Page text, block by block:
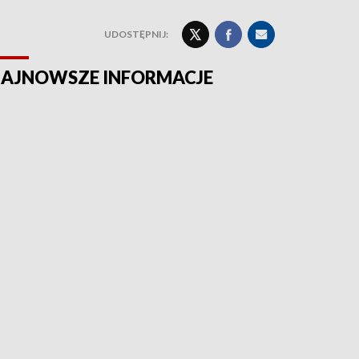
UDOSTĘPNIJ:
INFORMACJE